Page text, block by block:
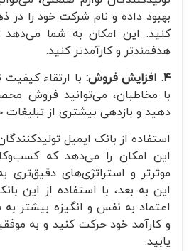
بهبود داده و نام شرکت خود را در
کنید. این امکان به شما می‌دهد
هدفمند‌تر و کارآمدتر کنید.
با ارتقاء کیفیت
با مخاطبان، می‌توانید فروش
دهید و بازدهی بیشتری از تبلیغات
استفاده از بانک ایمیل
این امکان را می‌دهد که کسب‌وکار
موثرتر و استراتژی‌های دقیق‌تری به
این به بعد، با استفاده از این بانک
اعتماد به نفس و انگیزه بیشتر به
و کارآمد خود حرکت کنید و به
یابید.